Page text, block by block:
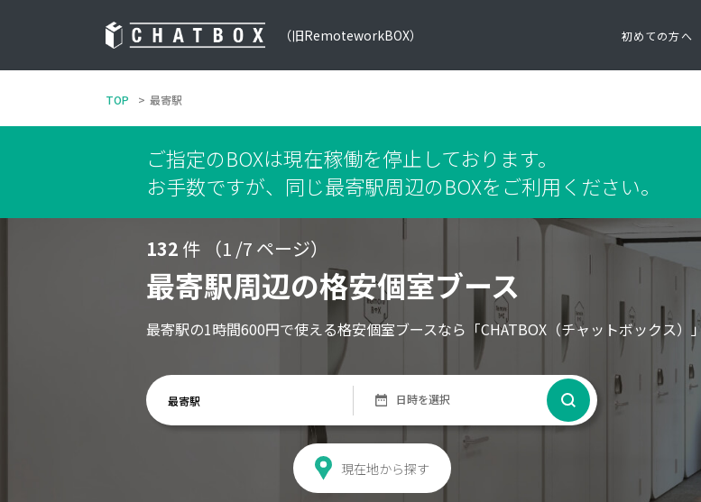
（旧RemoteworkBOX） 初めての方へ
TOP 最寄駅
ご指定のBOXは現在稼働を停止しております。
お手数ですが、同じ最寄駅周辺のBOXをご利用ください。
132 件 （1 /7 ページ）
最寄駅周辺の格安個室ブース
最寄駅の1時間600円で使える格安個室ブースなら 「CHATBOX（チャットボックス）」
現在地から探す